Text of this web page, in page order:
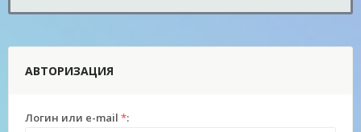
АВТОРИЗАЦИЯ
Логин или e-mail *: